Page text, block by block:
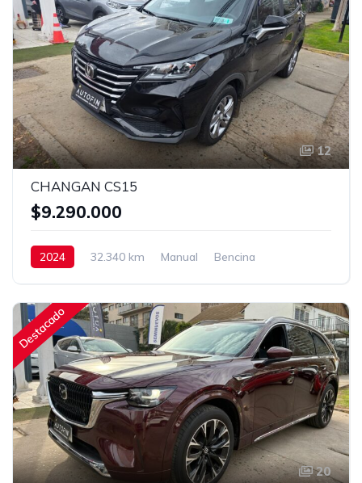
12
CHANGAN CS15
$9.290.000
2024 32.340 km Manual Bencina
Destacado
20